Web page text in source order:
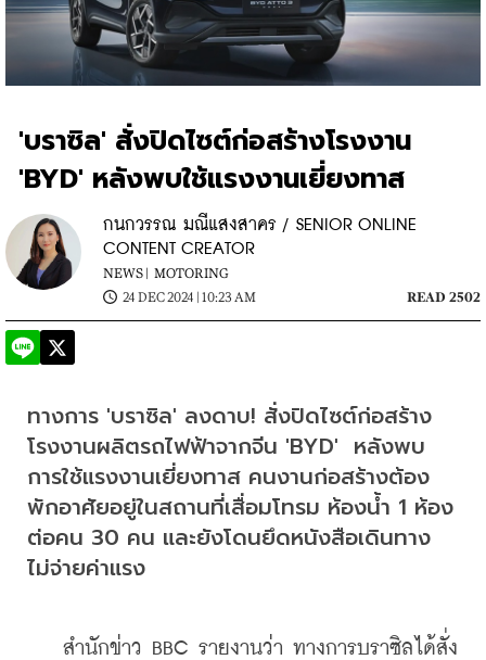
'บราซิล' สั่งปิดไซต์ก่อสร้างโรงงาน
'BYD' หลังพบใช้แรงงานเยี่ยงทาส
กนกวรรณ มณีแสงสาคร / SENIOR ONLINE
CONTENT CREATOR
NEWS | MOTORING
24 DEC 2024 | 10:23 AM
READ 2502
ทางการ 'บราซิล' ลงดาบ! สั่งปิดไซต์ก่อสร้าง
โรงงานผลิตรถไฟฟ้าจากจีน 'BYD'  หลังพบ
การใช้แรงงานเยี่ยงทาส คนงานก่อสร้างต้อง
พักอาศัยอยู่ในสถานที่เสื่อมโทรม ห้องน้ำ 1 ห้อง
ต่อคน 30 คน และยังโดนยึดหนังสือเดินทาง
ไม่จ่ายค่าแรง
สำนักข่าว BBC รายงานว่า ทางการบราซิลได้สั่ง